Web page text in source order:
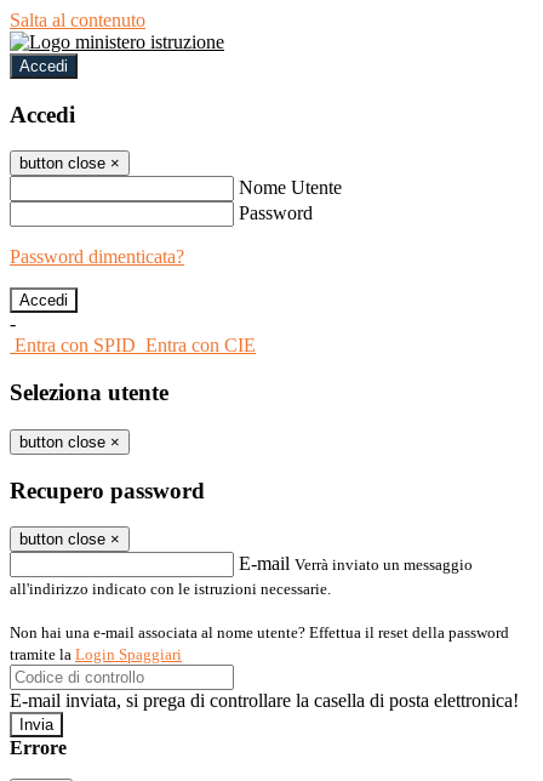
Salta al contenuto
Accedi
Accedi
button close ×
Nome Utente
Password
Password dimenticata?
-
Entra con SPID Entra con CIE
Seleziona utente
button close ×
Recupero password
button close ×
E-mail Verrà inviato un messaggio
all'indirizzo indicato con le istruzioni necessarie.
Non hai una e-mail associata al nome utente? Effettua il reset della password
tramite la Login Spaggiari
E-mail inviata, si prega di controllare la casella di posta elettronica!
Errore